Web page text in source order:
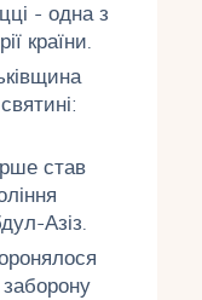
- одна з
країни.
став
Азіз.